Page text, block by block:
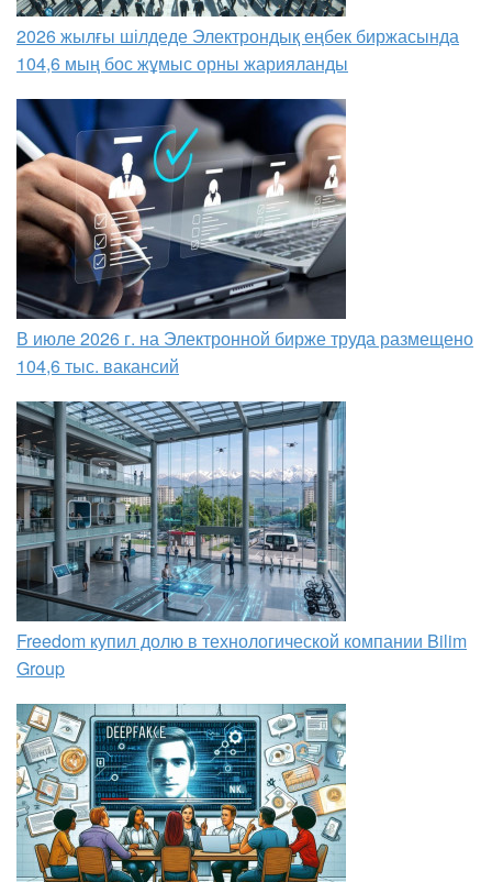
2026 жылғы шілдеде Электрондық еңбек биржасында
104,6 мың бос жұмыс орны жарияланды
В июле 2026 г. на Электронной бирже труда размещено
104,6 тыс. вакансий
Freedom купил долю в технологической компании Bilim
Group